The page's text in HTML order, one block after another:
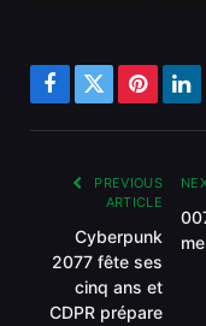
Facebook
Twitter
PREVIOUS
ARTICLE
Cyberpunk
2077 fête ses
cinq ans et
CDPR prépare